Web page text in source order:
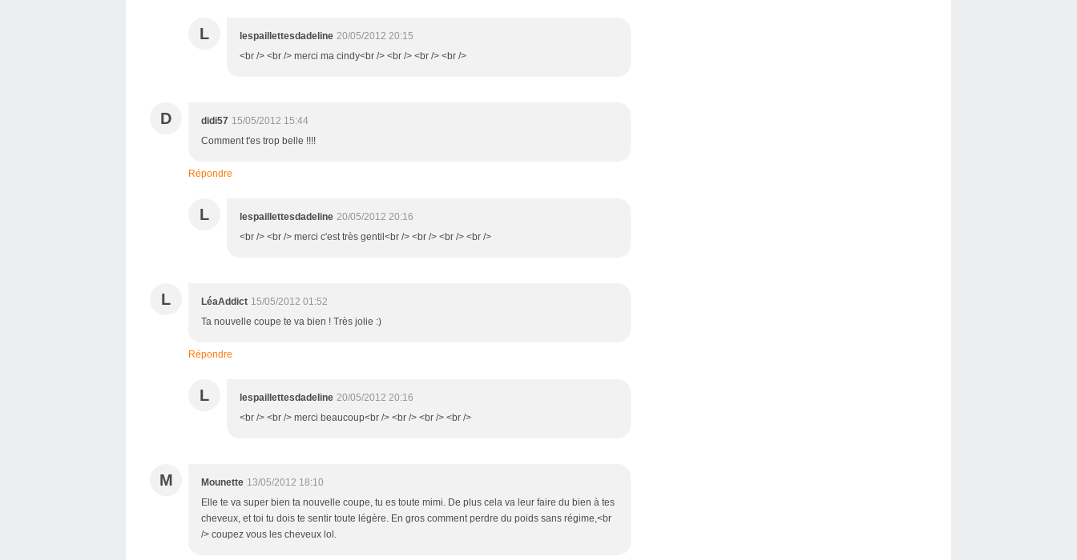
L lespaillettesdadeline 20/05/2012 20:15
<br /> <br /> merci ma cindy<br /> <br /> <br /> <br />
D didi57 15/05/2012 15:44
Comment t'es trop belle !!!!
Répondre
L lespaillettesdadeline 20/05/2012 20:16
<br /> <br /> merci c'est très gentil<br /> <br /> <br /> <br />
L LéaAddict 15/05/2012 01:52
Ta nouvelle coupe te va bien ! Très jolie :)
Répondre
L lespaillettesdadeline 20/05/2012 20:16
<br /> <br /> merci beaucoup<br /> <br /> <br /> <br />
M Mounette 13/05/2012 18:10
Elle te va super bien ta nouvelle coupe, tu es toute mimi. De plus cela va leur faire du bien à tes
cheveux, et toi tu dois te sentir toute légère. En gros comment perdre du poids sans régime,<br
/> coupez vous les cheveux lol.